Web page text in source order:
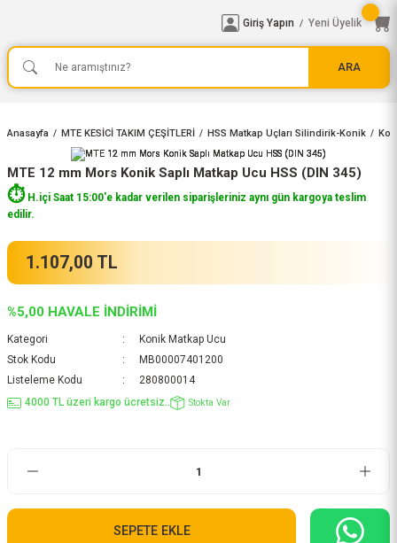
ARA
Giriş Yapın / Yeni Üyelik
Anasayfa MTE KESİCİ TAKIM ÇEŞİTLERİ HSS Matkap Uçları Silindirik-Konik
MTE 12 mm Mors Konik Saplı Matkap Ucu HSS (DIN 345)
⏱️H.içi Saat 15:00'e kadar verilen siparişleriniz aynı gün kargoya teslim
edilir.
1.107,00 TL
%5,00 HAVALE İNDİRİMİ
Kategori
Konik Matkap Ucu
Stok Kodu
MB00007401200
Listeleme Kodu
280800014
4000 TL üzeri kargo ücretsiz..
Stokta Var
SEPETE EKLE